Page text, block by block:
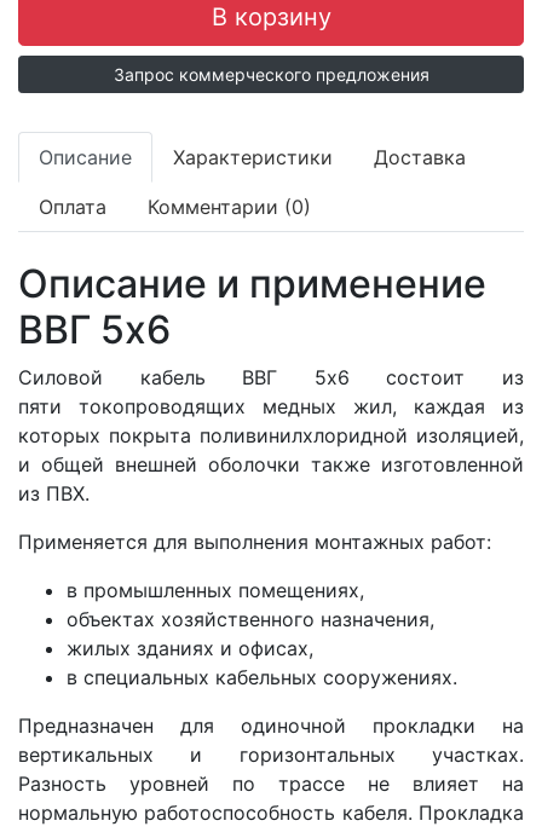
Запрос коммерческого предложения
Описание Характеристики Доставка
Оплата Комментарии (0)
Описание и применение
ВВГ 5x6
Силовой кабель ВВГ 5x6 состоит из
пяти токопроводящих медных жил, каждая из
которых покрыта поливинилхлоридной изоляцией,
и общей внешней оболочки также изготовленной
из ПВХ.
Применяется для выполнения монтажных работ:
в промышленных помещениях,
объектах хозяйственного назначения,
жилых зданиях и офисах,
в специальных кабельных сооружениях.
Предназначен для одиночной прокладки на
вертикальных и горизонтальных участках.
Разность уровней по трассе не влияет на
нормальную работоспособность кабеля. Прокладка